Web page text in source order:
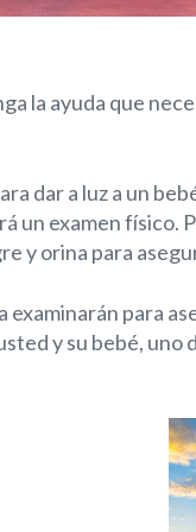
la ayuda que
dar a luz a un
un examen físico.
y orina para
para
y su bebé,